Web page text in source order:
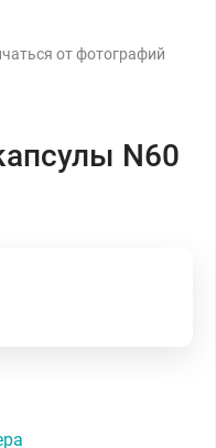
от фотографий
N60